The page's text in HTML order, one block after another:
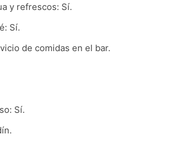
y refrescos: Sí.
Sí.
de comidas en el bar.
Sí.